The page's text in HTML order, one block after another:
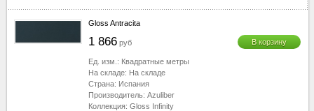
Gloss Antracita
1 866 руб В корзину
Ед. изм.: Квадратные метры
На складе: На складе
Страна: Испания
Производитель: Azuliber
Коллекция: Gloss Infinity